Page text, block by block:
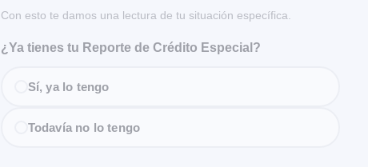
Con esto te damos una lectura de tu situación específica.
¿Ya tienes tu Reporte de Crédito Especial?
Sí, ya lo tengo
Todavía no lo tengo